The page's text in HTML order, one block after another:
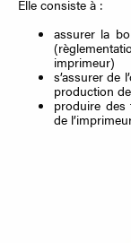
Elle consiste à :
assurer la
imprimeur)
s’assurer de
production
produire des
de